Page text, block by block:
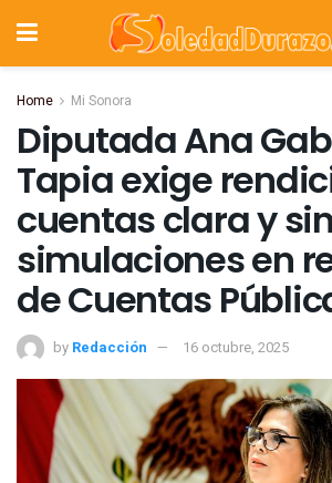
Home Mi Sonora
Diputada Ana
Tapia exige
cuentas clara y sin
simulaciones en
de Cuentas
by Redacción 16 octubre, 2025